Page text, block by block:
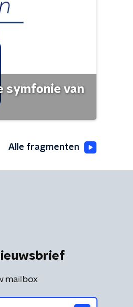
symfonie van
Alle fragmenten
mailbox